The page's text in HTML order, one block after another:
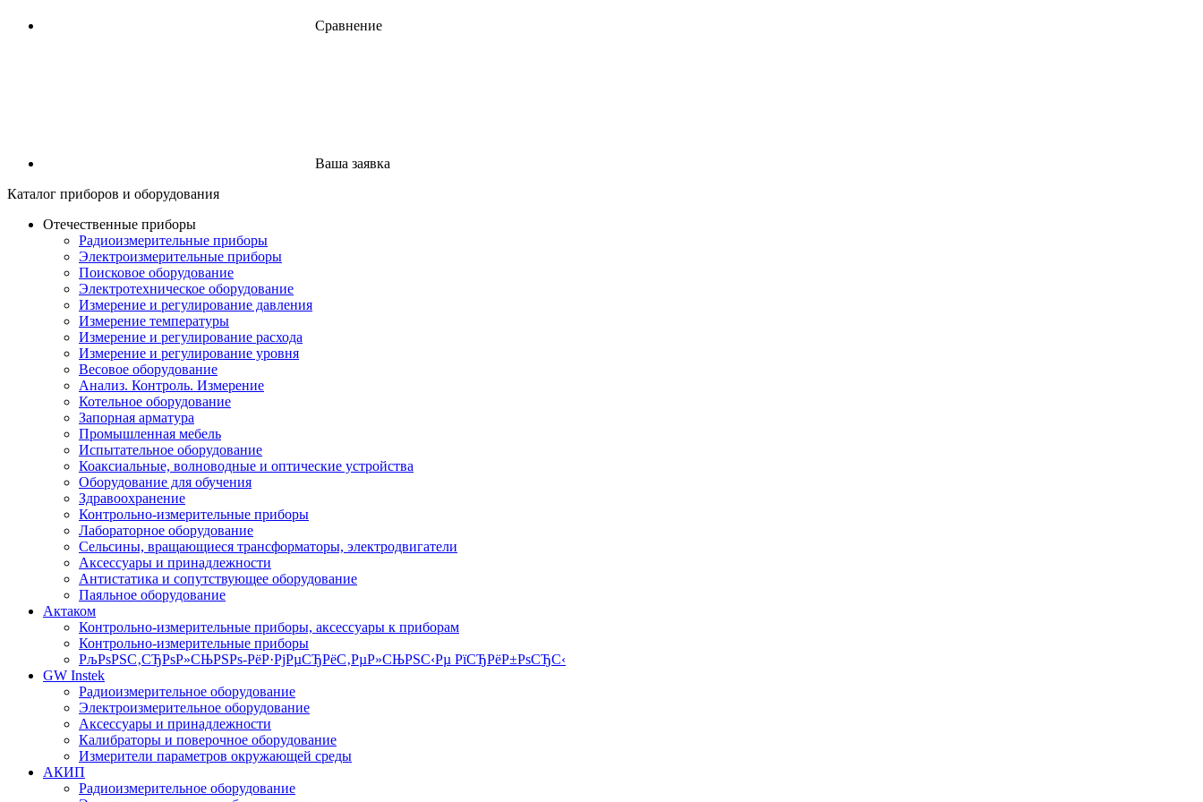
Сравнение
Ваша заявка
Каталог приборов и оборудования
Отечественные приборы
Радиоизмерительные приборы
Электроизмерительные приборы
Поисковое оборудование
Электротехническое оборудование
Измерение и регулирование давления
Измерение температуры
Измерение и регулирование расхода
Измерение и регулирование уровня
Весовое оборудование
Анализ. Контроль. Измерение
Котельное оборудование
Запорная арматура
Промышленная мебель
Испытательное оборудование
Коаксиальные, волноводные и оптические устройства
Оборудование для обучения
Здравоохранение
Контрольно-измерительные приборы
Лабораторное оборудование
Сельсины, вращающиеся трансформаторы, электродвигатели
Аксессуары и принадлежности
Антистатика и сопутствующее оборудование
Паяльное оборудование
Актаком
Контрольно-измерительные приборы, аксессуары к приборам
Контрольно-измерительные приборы
РљРѕРЅС‚СЂРѕР»СЊРЅРѕ-РёР·РјРµСЂРёС‚РµР»СЊРЅС‹Рµ РїСЂРёР±РѕСЂС‹
GW Instek
Радиоизмерительное оборудование
Электроизмерительное оборудование
Аксессуары и принадлежности
Калибраторы и поверочное оборудование
Измерители параметров окружающей среды
АКИП
Радиоизмерительное оборудование